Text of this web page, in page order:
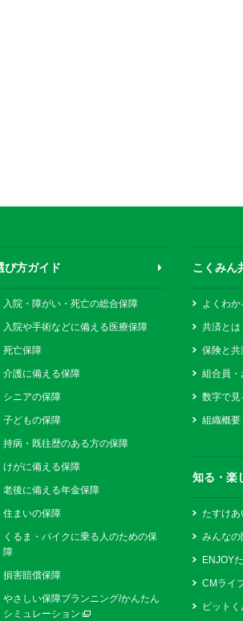
び方ガイド
入院・障がい・死亡の総合保障
入院や手術などに備える医療保障
死亡保障
介護に備える保障
シニアの保障
子どもの保障
持病・既往歴のある方の保障
けがに備える保障
老後に備える年金保障
住まいの保障
くるま・バイクに乗る人のための保
障
損害賠償保障
やさしい保障プランニング/かんたん
シミュレーション
こくみん
よくわ
共済とは
保険と共
組合員・
数字で
組織概要
知る・楽
たすけあ
みんなの
ENJOY
CMライ
ピット